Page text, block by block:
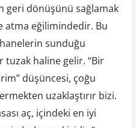
geri dönüşünü sağlamak
atma eğilimindedir. Bu
sunduğu
haline gelir. “Bir
düşüncesi, çoğu
uzaklaştırır bizi.
aç, içindeki en iyi